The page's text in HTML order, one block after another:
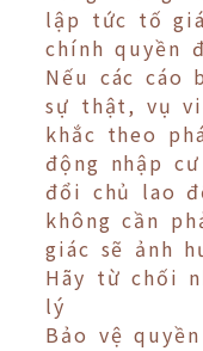
lập tức tố
chính quyền
Nếu các cáo
sự thật, vụ
khắc theo
động nhập
đổi chủ lao
không cần
giác sẽ ảnh
Hãy từ chối
lý
Bảo vệ